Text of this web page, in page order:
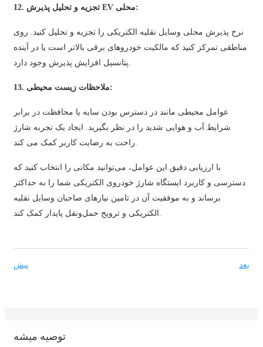
български
മലയാളം
मराठी
ಕನ್ನಡ
12. تجزیه و تحلیل پذیرش EV محلی:
نرخ پذیرش محلی وسایل نقلیه الکتریکی را تجزیه و تحلیل کنید. روی
مناطقی تمرکز کنید که مالکیت خودروهای برقی بالاتر است یا در آینده
پتانسیل افزایش پذیرش وجود دارد.
13. ملاحظات زیست محیطی:
عوامل محیطی مانند در دسترس بودن سایه یا محافظت در برابر
شرایط آب و هوایی شدید را در نظر بگیرید. ایجاد یک تجربه شارژ
راحت به رضایت کاربر کمک می کند.
با ارزیابی دقیق این عوامل، می‌توانید مکانی را انتخاب کنید که
دسترسی و کاربرد ایستگاه شارژ خودروی الکتریکی شما را به حداکثر
برساند و به موفقیت آن در تامین نیازهای صاحبان وسایل نقلیه
الکتریکی و ترویج حمل‌ونقل پایدار کمک کند.
پیش بعد
توصيه ميشه